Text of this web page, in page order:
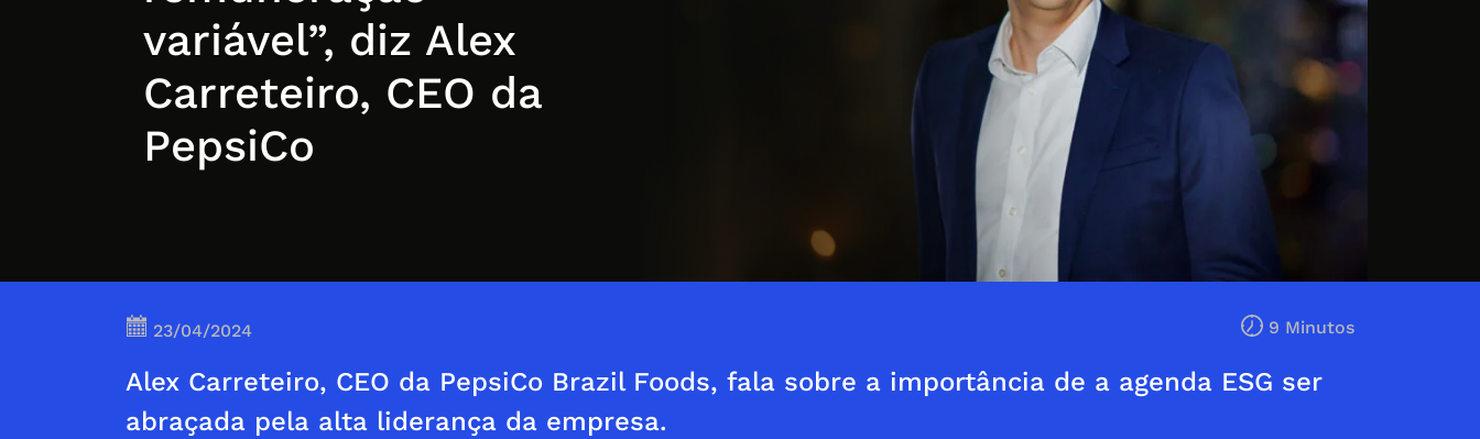
variável”, diz Alex
Carreteiro, CEO da
PepsiCo
23/04/2024 9 Minutos
Alex Carreteiro, CEO da PepsiCo Brazil Foods, fala sobre a importância de a agenda ESG ser
abraçada pela alta liderança da empresa.